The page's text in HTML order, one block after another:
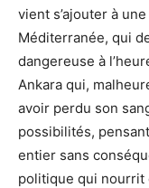
vient s’ajouter à
Méditerranée, qui
dangereuse à
Ankara qui,
avoir perdu son
possibilités,
entier sans
politique qui nourrit